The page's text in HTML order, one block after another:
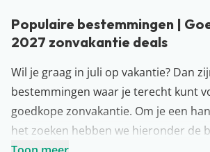
Populaire bestemmingen |
2027 zonvakantie deals
Wil je graag in juli op vakantie? Dan
bestemmingen waar je terecht kunt
goedkope zonvakantie. Om je een
het zoeken hebben we hieronder de